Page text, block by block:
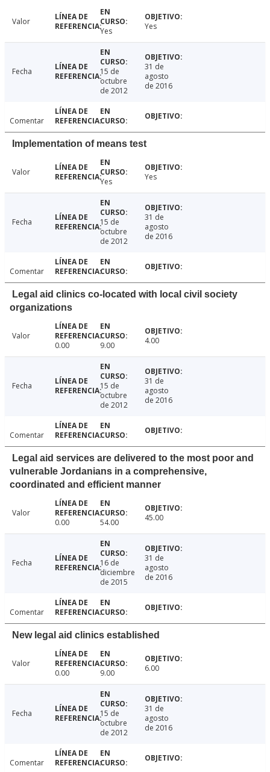
Valor
Yes
Yes
Fecha
15 de
octubre
de 2012
31 de
agosto
de 2016
Comentar
Implementation of means test
Valor
Yes
Yes
Fecha
15 de
octubre
de 2012
31 de
agosto
de 2016
Comentar
Legal aid clinics co-located with local civil society
organizations
Valor
0.00
9.00 4.00
Fecha
15 de
octubre
de 2012
31 de
agosto
de 2016
Comentar
Legal aid services are delivered to the most poor and
vulnerable Jordanians in a comprehensive,
coordinated and efficient manner
Valor
0.00
54.00 45.00
Fecha
16 de
diciembre
de 2015
31 de
agosto
de 2016
Comentar
New legal aid clinics established
Valor
0.00
9.00 6.00
Fecha
15 de
octubre
de 2012
31 de
agosto
de 2016
Comentar